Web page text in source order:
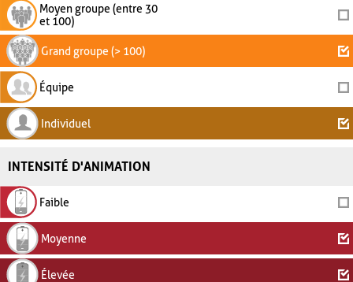
Moyen groupe (entre 30
et 100)
Grand groupe (> 100)
Équipe
Individuel
INTENSITÉ D'ANIMATION
Faible
Moyenne
Élevée